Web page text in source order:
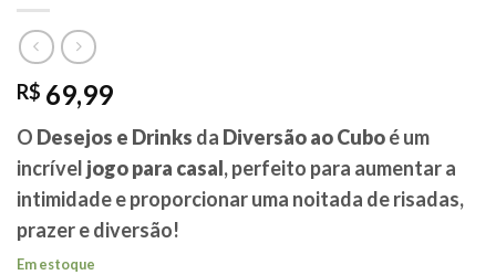
R$ 69,99
O Desejos e Drinks da Diversão ao Cuboé um
incrível jogo para casal, perfeito para aumentar a
intimidade e proporcionar uma noitada de risadas,
prazer e diversão!
Em estoque